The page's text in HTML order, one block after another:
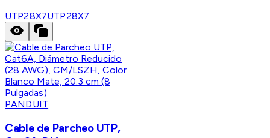
UTP28X7UTP28X7
PANDUIT
Cable de Parcheo UTP,